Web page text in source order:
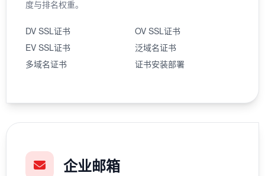
度与排名权重。
DV SSL证书
OV SSL证书
EV SSL证书
泛域名证书
多域名证书
证书安装部署
企业邮箱